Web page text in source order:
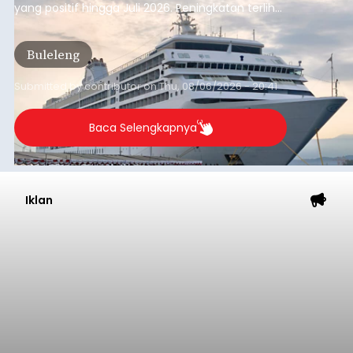
yang positif hingga Juli 2026. Peningkatan terlihat
dari arus kapal yang mencapai 1,48 juta Gross
Tonnage (GT), atau tumbuh 12,4 persen
dibandingkan periode yang sama tahun lalu
yang tercatat sebesar 1,32 juta GT.
Buleleng
Submitted bycontributoronThu, 08/06/2026 - 20:41
Baca Selengkapnya
Iklan